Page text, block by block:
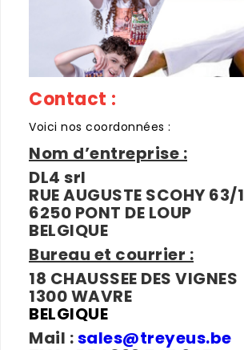
Contact :
Voici nos coordonnées :
Nom d’entreprise :
DL4 srl
RUE AUGUSTE SCOHY 63/1
6250 PONT DE LOUP
BELGIQUE
Bureau et courrier :
18 CHAUSSEE DES VIGNES
1300 WAVRE
BELGIQUE
Mail :sales@treyeus.be